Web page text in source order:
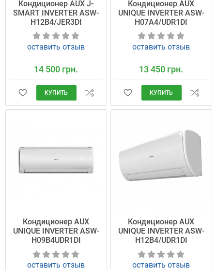
Кондиционер AUX J-
SMART INVERTER ASW-
H12B4/JER3DI
оставить отзыв
14 500 грн.
КУПИТЬ
Кондиционер AUX
UNIQUE INVERTER ASW-
H07A4/UDR1DI
оставить отзыв
13 450 грн.
КУПИТЬ
Кондиционер AUX
UNIQUE INVERTER ASW-
H09B4UDR1DI
оставить отзыв
Кондиционер AUX
UNIQUE INVERTER ASW-
H12B4/UDR1DI
оставить отзыв